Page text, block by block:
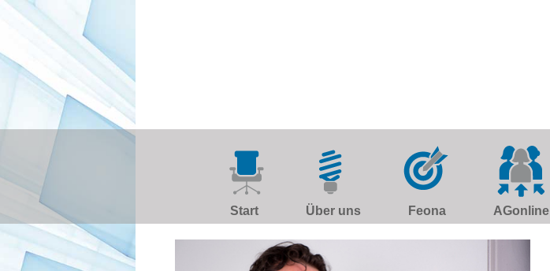
Start Über uns Feona AGonline